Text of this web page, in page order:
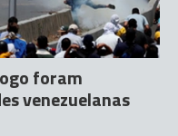
foram
venezuelanas